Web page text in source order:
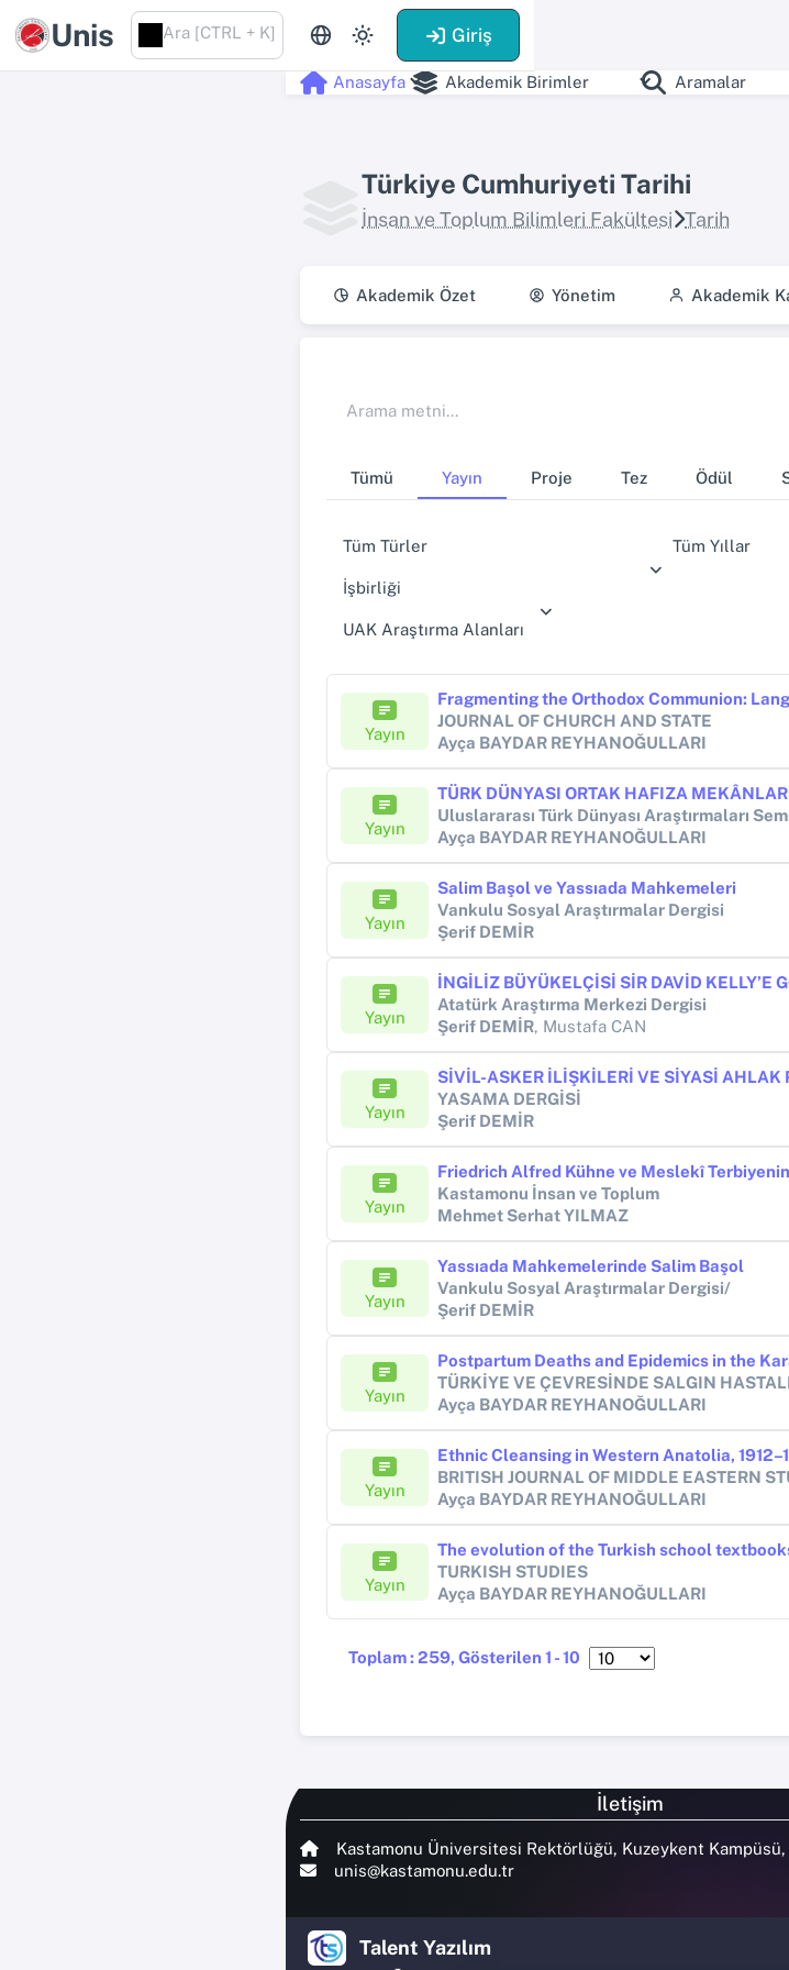
Unis Ara [CTRL + K] Giriş
Anasayfa Akademik Birimler Aramalar
Türkiye Cumhuriyeti Tarihi
İnsan ve Toplum Bilimleri Fakültesi Tarih
Akademik Özet Yönetim Akademik
Tümü Yayın Proje Tez Ödül
Tüm Türler Tüm Yıllar
İşbirliği
UAK Araştırma Alanları
Yayın
JOURNAL OF CHURCH AND STATE
Ayça BAYDAR REYHANOĞULLARI
Yayın
Uluslararası Türk Dünyası Araştırmaları
Ayça BAYDAR REYHANOĞULLARI
Yayın
Salim Başol ve Yassıada Mahkemeleri
Vankulu Sosyal Araştırmalar Dergisi
Şerif DEMİR
Yayın
Atatürk Araştırma Merkezi Dergisi
Şerif DEMİR, Mustafa CAN
Yayın
YASAMA DERGİSİ
Şerif DEMİR
Yayın
Friedrich Alfred Kühne ve Meslekî
Kastamonu İnsan ve Toplum
Mehmet Serhat YILMAZ
Yayın
Yassıada Mahkemelerinde Salim Başol
Vankulu Sosyal Araştırmalar Dergisi/
Şerif DEMİR
Yayın
Postpartum Deaths and Epidemics in the
TÜRKİYE VE ÇEVRESİNDE SALGIN
Ayça BAYDAR REYHANOĞULLARI
Yayın
BRITISH JOURNAL OF MIDDLE EASTERN
Ayça BAYDAR REYHANOĞULLARI
Yayın
The evolution of the Turkish school
TURKISH STUDIES
Ayça BAYDAR REYHANOĞULLARI
Toplam : 259, Gösterilen 1 - 10
İletişim
Kastamonu Üniversitesi Rektörlüğü, Kuzeykent
unis@kastamonu.edu.tr
Talent Yazılım